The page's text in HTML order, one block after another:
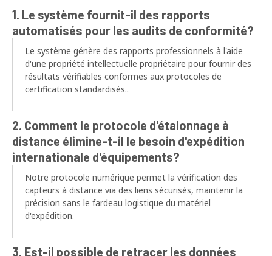
1. Le système fournit-il des rapports
automatisés pour les audits de conformité?
Le système génère des rapports professionnels à l'aide
d'une propriété intellectuelle propriétaire pour fournir des
résultats vérifiables conformes aux protocoles de
certification standardisés..
2. Comment le protocole d'étalonnage à
distance élimine-t-il le besoin d'expédition
internationale d'équipements?
Notre protocole numérique permet la vérification des
capteurs à distance via des liens sécurisés, maintenir la
précision sans le fardeau logistique du matériel
d'expédition.
3. Est-il possible de retracer les données